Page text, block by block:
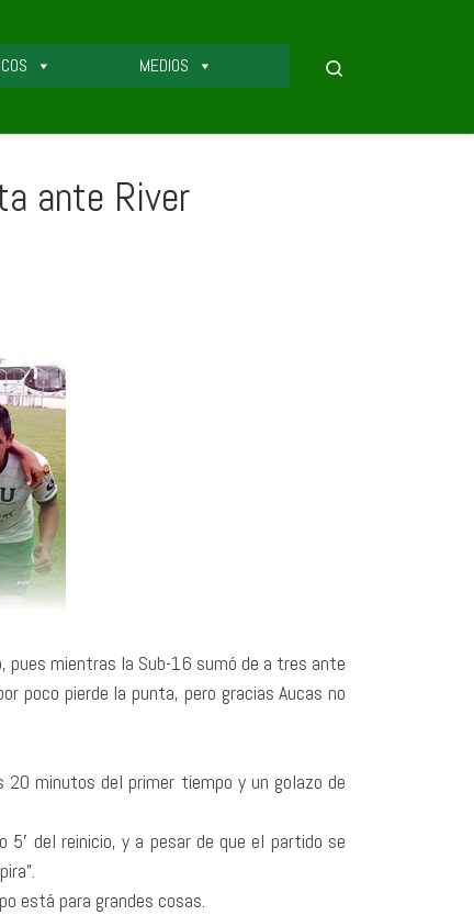
MEDIOS
ante River
pues mientras la Sub-16 sumó de a tres ante
poco pierde la punta, pero gracias Aucas no
20 minutos del primer tiempo y un golazo de
del reinicio, y a pesar de que el partido se
está para grandes cosas.